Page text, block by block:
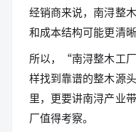
经销商来说，南浔整
和成本结构可能更清晰
所以，“南浔整木工
样找到靠谱的整木源
里，更要讲南浔产业
厂值得考察。